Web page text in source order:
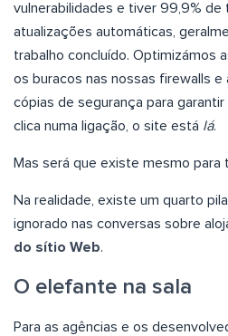
vulnerabilidades e tiver 99,9%
atualizações automáticas,
trabalho concluído. Optimizámos
os buracos nas nossas firewalls
cópias de segurança para
clica numa ligação, o site está lá.
Mas será que existe mesmo para
Na realidade, existe um quarto
ignorado nas conversas sobre
do sítio Web.
O elefante na sala
Para as agências e os